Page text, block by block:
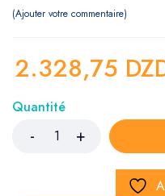
Ajouter votre commentaire
2.328,75
Quantité